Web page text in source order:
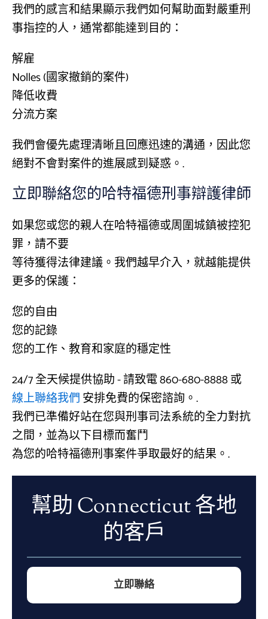
我們的感言和結果顯示我們如何幫助面對嚴重刑
事指控的人，通常都能達到目的：
解雇
Nolles (國家撤銷的案件)
降低收費
分流方案
我們會優先處理清晰且回應迅速的溝通，因此您
絕對不會對案件的進展感到疑惑。.
立即聯絡您的哈特福德刑事辯護律師
如果您或您的親人在哈特福德或周圍城鎮被控犯
罪，請不要
等待獲得法律建議。我們越早介入，就越能提供
更多的保護：
您的自由
您的記錄
您的工作、教育和家庭的穩定性
24/7 全天候提供協助 - 請致電 860-680-8888 或
線上聯絡我們安排免費的保密諮詢。.
我們已準備好站在您與刑事司法系統的全力對抗
之間，並為以下目標而奮鬥
為您的哈特福德刑事案件爭取最好的結果。.
幫助 Connecticut 各地
的客戶
立即聯絡